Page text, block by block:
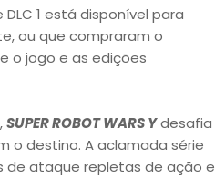
1 está disponível para
ou que compraram o
o jogo e as edições
SUPER ROBOT WARS Ydesafia
o destino. A aclamada série
de ataque repletas de ação e